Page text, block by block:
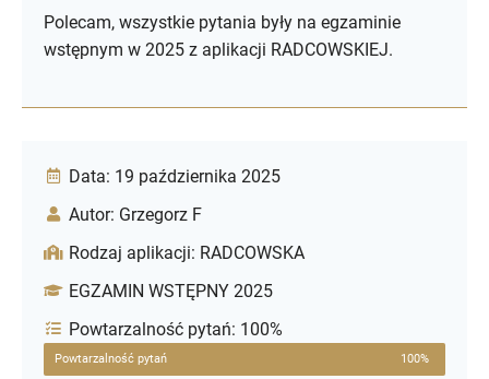
Polecam, wszystkie pytania były na egzaminie
wstępnym w 2025 z aplikacji RADCOWSKIEJ.
Data: 19 października 2025
Autor: Grzegorz F
Rodzaj aplikacji: RADCOWSKA
EGZAMIN WSTĘPNY 2025
Powtarzalność pytań: 100%
Powtarzalność pytań 100%